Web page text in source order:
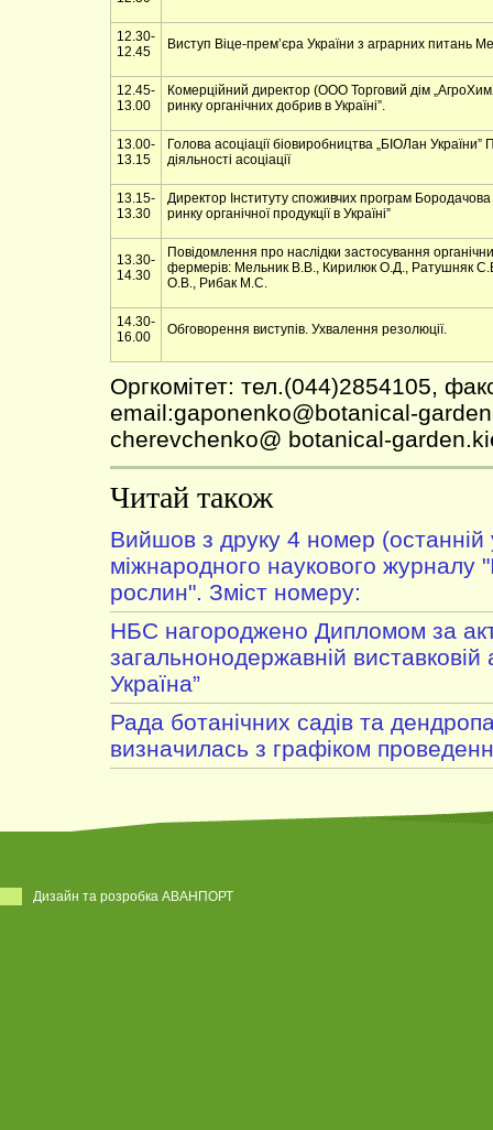
12.30-
12.45
Виступ Віце-прем’єра України з аграрних питань
12.45-
13.00
Комерційний директор (ООО Торговий дім
ринку органічних добрив в Україні”.
13.00-
13.15
Голова асоціації біовиробництва „БІОЛан
діяльності асоціації
13.15-
13.30
Директор Інституту споживчих програм
ринку органічної продукції в Україні”
13.30-
14.30
Повідомлення про наслідки застосування
фермерів: Мельник В.В., Кирилюк О.Д., Ратушняк
О.В., Рибак М.С.
14.30-
16.00
Обговорення виступів. Ухвалення резолюції.
Оргкомітет: тел.(044)2854105,
email:gaponenko@botanical-
cherevchenko@ botanical-
Читай також
Вийшов з друку 4 номер (останній
міжнародного наукового журналу
рослин". Зміст номеру:
НБС нагороджено Дипломом за
загальнонодержавній виставковій
Україна”
Рада ботанічних садів та
визначилась з графіком
Дизайн та розробка АВАНПОРТ